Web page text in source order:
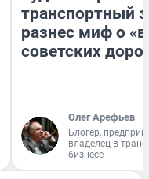
транспортный
разнес миф о
советских
Олег Арефьев
Блогер,
владелец в
бизнесе